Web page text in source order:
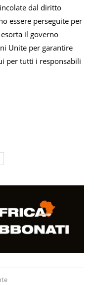
dal diritto
essere perseguite per
il governo
Unite per garantire
per tutti i responsabili